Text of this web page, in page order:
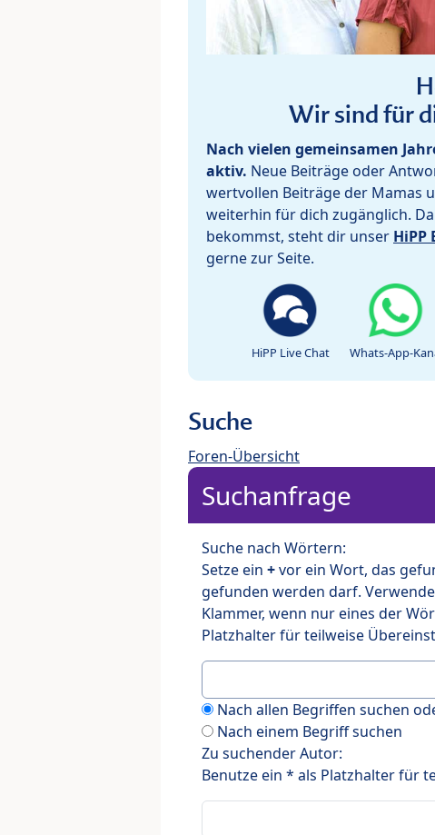
Wir sind für
Nach vielen gemeinsamen
aktiv. Neue Beiträge oder
wertvollen Beiträge der Mamas
weiterhin für dich zugänglich.
bekommst, steht dir unser HiPP
gerne zur Seite.
HiPP Live Chat Whats-App-
Suche
Foren-Übersicht
Suchanfrage
Suche nach Wörtern:
Setze ein +vor ein Wort, das
gefunden werden darf.
Klammer, wenn nur eines der
Platzhalter für teilweise
Nach allen Begriffen suchen
Nach einem Begriff suchen
Zu suchender Autor:
Benutze ein * als Platzhalter für